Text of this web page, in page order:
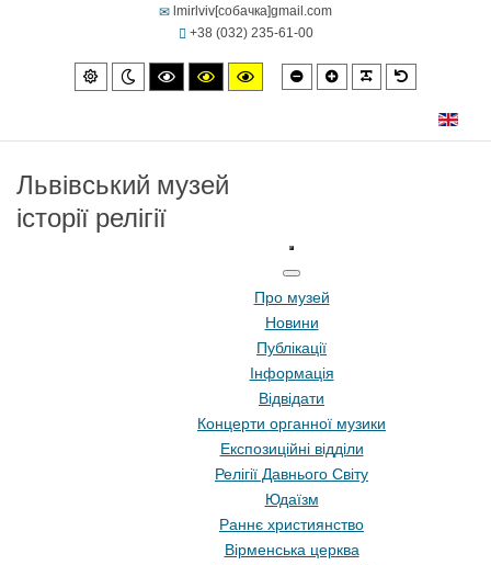
lmirlviv[собачка]gmail.com
+38 (032) 235-61-00
Default
mode
Night
mode
High
contrast
High
contrast
High
contrast
Smaller
font
Larger
font
Львівський музей
історії релігії
Про музей
Новини
Публікації
Інформація
Відвідати
Концерти органної музики
Експозиційні відділи
Релігії Давнього Світу
Юдаїзм
Раннє християнство
Вірменська церква